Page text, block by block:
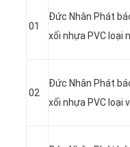
01
Đức Nhân Phát
xối nhựa PVC loại
02
Đức Nhân Phát
xối nhựa PVC loại